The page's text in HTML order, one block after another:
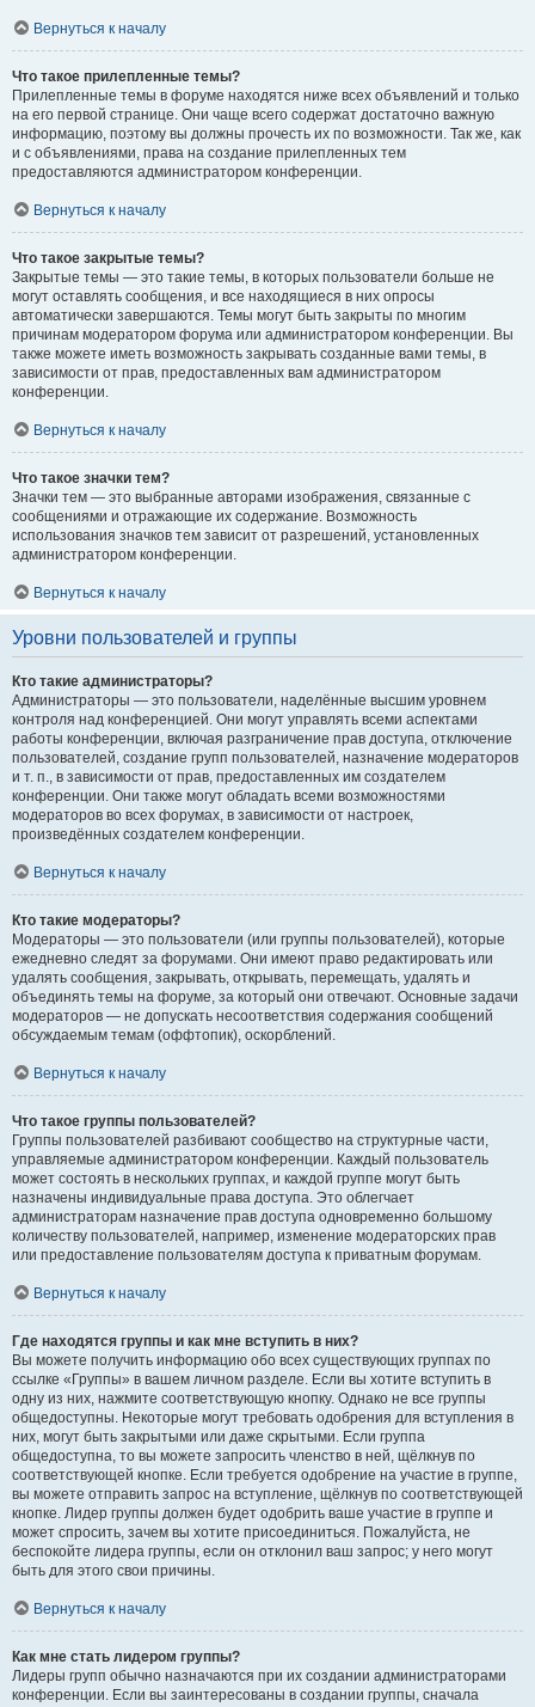
Вернуться к началу
Что такое прилепленные темы?
Прилепленные темы в форуме находятся ниже всех объявлений и только
на его первой странице. Они чаще всего содержат достаточно важную
информацию, поэтому вы должны прочесть их по возможности. Так же, как
и с объявлениями, права на создание прилепленных тем
предоставляются администратором конференции.
Вернуться к началу
Что такое закрытые темы?
Закрытые темы — это такие темы, в которых пользователи больше не
могут оставлять сообщения, и все находящиеся в них опросы
автоматически завершаются. Темы могут быть закрыты по многим
причинам модератором форума или администратором конференции. Вы
также можете иметь возможность закрывать созданные вами темы, в
зависимости от прав, предоставленных вам администратором
конференции.
Вернуться к началу
Что такое значки тем?
Значки тем — это выбранные авторами изображения, связанные с
сообщениями и отражающие их содержание. Возможность
использования значков тем зависит от разрешений, установленных
администратором конференции.
Вернуться к началу
Уровни пользователей и группы
Кто такие администраторы?
Администраторы — это пользователи, наделённые высшим уровнем
контроля над конференцией. Они могут управлять всеми аспектами
работы конференции, включая разграничение прав доступа, отключение
пользователей, создание групп пользователей, назначение модераторов
и т. п., в зависимости от прав, предоставленных им создателем
конференции. Они также могут обладать всеми возможностями
модераторов во всех форумах, в зависимости от настроек,
произведённых создателем конференции.
Вернуться к началу
Кто такие модераторы?
Модераторы — это пользователи (или группы пользователей), которые
ежедневно следят за форумами. Они имеют право редактировать или
удалять сообщения, закрывать, открывать, перемещать, удалять и
объединять темы на форуме, за который они отвечают. Основные задачи
модераторов — не допускать несоответствия содержания сообщений
обсуждаемым темам (оффтопик), оскорблений.
Вернуться к началу
Что такое группы пользователей?
Группы пользователей разбивают сообщество на структурные части,
управляемые администратором конференции. Каждый пользователь
может состоять в нескольких группах, и каждой группе могут быть
назначены индивидуальные права доступа. Это облегчает
администраторам назначение прав доступа одновременно большому
количеству пользователей, например, изменение модераторских прав
или предоставление пользователям доступа к приватным форумам.
Вернуться к началу
Где находятся группы и как мне вступить в них?
Вы можете получить информацию обо всех существующих группах по
ссылке «Группы» в вашем личном разделе. Если вы хотите вступить в
одну из них, нажмите соответствующую кнопку. Однако не все группы
общедоступны. Некоторые могут требовать одобрения для вступления в
них, могут быть закрытыми или даже скрытыми. Если группа
общедоступна, то вы можете запросить членство в ней, щёлкнув по
соответствующей кнопке. Если требуется одобрение на участие в группе,
вы можете отправить запрос на вступление, щёлкнув по соответствующей
кнопке. Лидер группы должен будет одобрить ваше участие в группе и
может спросить, зачем вы хотите присоединиться. Пожалуйста, не
беспокойте лидера группы, если он отклонил ваш запрос; у него могут
быть для этого свои причины.
Вернуться к началу
Как мне стать лидером группы?
Лидеры групп обычно назначаются при их создании администраторами
конференции. Если вы заинтересованы в создании группы, сначала